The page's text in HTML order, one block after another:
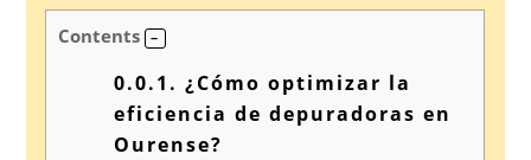
Contents
0.0.1. ¿Cómo optimizar la
eficiencia de depuradoras en
Ourense?